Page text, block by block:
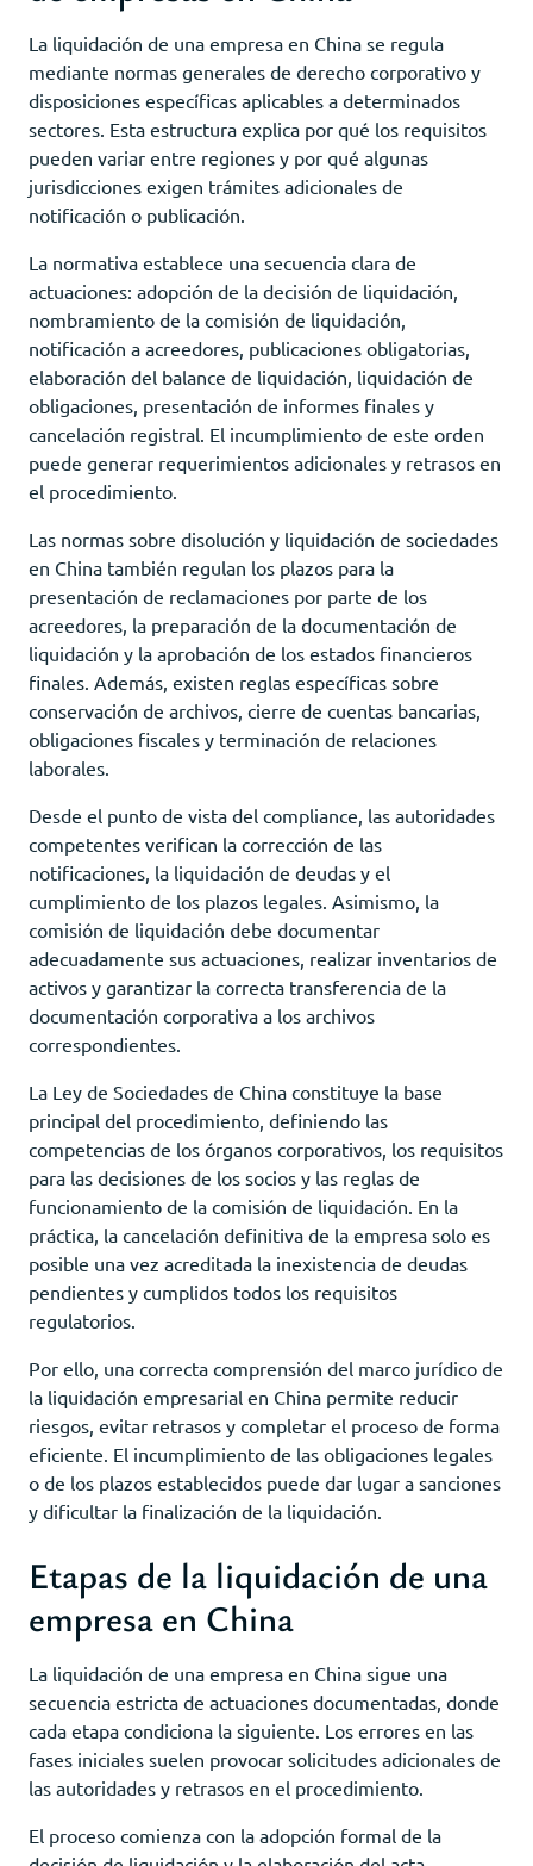
La liquidación de una empresa en China se regula
mediante normas generales de derecho corporativo y
disposiciones específicas aplicables a determinados
sectores. Esta estructura explica por qué los requisitos
pueden variar entre regiones y por qué algunas
jurisdicciones exigen trámites adicionales de
notificación o publicación.
La normativa establece una secuencia clara de
actuaciones: adopción de la decisión de liquidación,
nombramiento de la comisión de liquidación,
notificación a acreedores, publicaciones obligatorias,
elaboración del balance de liquidación, liquidación de
obligaciones, presentación de informes finales y
cancelación registral. El incumplimiento de este orden
puede generar requerimientos adicionales y retrasos en
el procedimiento.
Las normas sobre disolución y liquidación de sociedades
en China también regulan los plazos para la
presentación de reclamaciones por parte de los
acreedores, la preparación de la documentación de
liquidación y la aprobación de los estados financieros
finales. Además, existen reglas específicas sobre
conservación de archivos, cierre de cuentas bancarias,
obligaciones fiscales y terminación de relaciones
laborales.
Desde el punto de vista del compliance, las autoridades
competentes verifican la corrección de las
notificaciones, la liquidación de deudas y el
cumplimiento de los plazos legales. Asimismo, la
comisión de liquidación debe documentar
adecuadamente sus actuaciones, realizar inventarios de
activos y garantizar la correcta transferencia de la
documentación corporativa a los archivos
correspondientes.
La Ley de Sociedades de China constituye la base
principal del procedimiento, definiendo las
competencias de los órganos corporativos, los requisitos
para las decisiones de los socios y las reglas de
funcionamiento de la comisión de liquidación. En la
práctica, la cancelación definitiva de la empresa solo es
posible una vez acreditada la inexistencia de deudas
pendientes y cumplidos todos los requisitos
regulatorios.
Por ello, una correcta comprensión del marco jurídico de
la liquidación empresarial en China permite reducir
riesgos, evitar retrasos y completar el proceso de forma
eficiente. El incumplimiento de las obligaciones legales
o de los plazos establecidos puede dar lugar a sanciones
y dificultar la finalización de la liquidación.
Etapas de la liquidación de una
empresa en China
La liquidación de una empresa en China sigue una
secuencia estricta de actuaciones documentadas, donde
cada etapa condiciona la siguiente. Los errores en las
fases iniciales suelen provocar solicitudes adicionales de
las autoridades y retrasos en el procedimiento.
El proceso comienza con la adopción formal de la